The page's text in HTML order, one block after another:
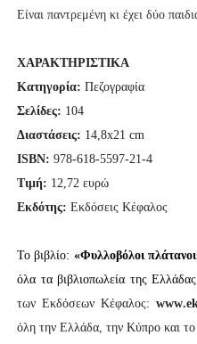
Είναι παντρεμένη κι έχει δύο
ΧΑΡΑΚΤΗΡΙΣΤΙΚΑ
Κατηγορία: Πεζογραφία
Σελίδες: 104
Διαστάσεις: 14,8x21 cm
ISBN: 978-618-5597-21-4
Τιμή: 12,72 ευρώ
Εκδότης: Εκδόσεις Κέφαλος
Το βιβλίο: «Φυλλοβόλοι
όλα τα βιβλιοπωλεία της
των Εκδόσεων Κέφαλος: www.
όλη την Ελλάδα, την Κύπρο και το